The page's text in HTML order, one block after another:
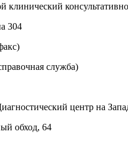
304
служба)
центр на
обход, 64